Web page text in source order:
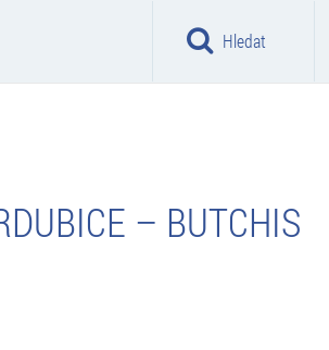
Hledat
– BUTCHIS